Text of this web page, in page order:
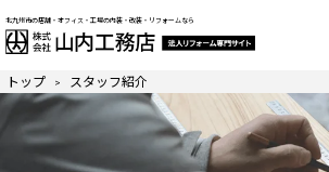
北九州市の店舗・オフィス・工場の内装・改装・リフォームなら
トップ > スタッフ紹介